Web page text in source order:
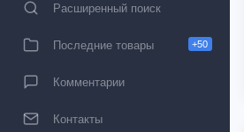
Расширенный поиск
Последние товары +50
Комментарии
Контакты